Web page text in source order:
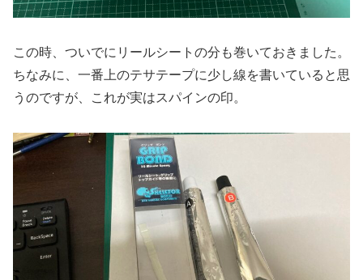
この時、ついでにリールシートの分も巻いておきました。
ちなみに、一番上のテサテープに少し線を書いていると思
うのですが、これが実はスパインの印。